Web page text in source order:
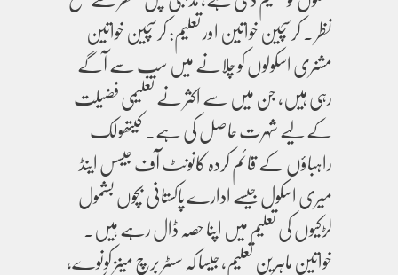
نظر ۔ کرسچین خواتین اور تعلیم: کرسچین خواتین
مشنری اسکولوں کو چلانے میں سب سے آگے
رہی ہیں، جن میں سے اکثر نے تعلیمی فضیلت
کے لیے شہرت حاصل کی ہے۔ کیتھولک
راہباؤں کے قائم کردہ کانونٹ آف جیسس اینڈ
میری اسکول جیسے ادارے پاکستانی بچوں بشمول
لڑکیوں کی تعلیم میں اپنا حصہ ڈال رہے ہیں۔
خواتین ماہرین تعلیم، جیسا کہ سسٹر برچ مینز کونوے،